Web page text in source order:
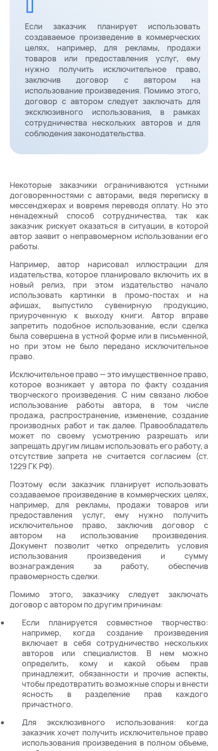
Если заказчик планирует использовать
создаваемое произведение в коммерческих
целях, например, для рекламы, продажи
товаров или предоставления услуг, ему
нужно получить исключительное право,
заключив договор с автором на
использование произведения. Помимо этого,
договор с автором следует заключать для
эксклюзивного использования, в рамках
сотрудничества нескольких авторов и для
соблюдения законодательства.
Некоторые заказчики ограничиваются устными
договоренностями с авторами, ведя переписку в
мессенджерах и вовремя переводя оплату. Но это
ненадежный способ сотрудничества, так как
заказчик рискует оказаться в ситуации, в которой
автор заявит о неправомерном использовании его
работы.
Например, автор нарисовал иллюстрации для
издательства, которое планировало включить их в
новый релиз, при этом издательство начало
использовать картинки в промо-постах и на
афишах, выпустило сувенирную продукцию,
приуроченную к выходу книги. Автор вправе
запретить подобное использование, если сделка
была совершена в устной форме или в письменной,
но при этом не было передано исключительное
право.
Исключительное право — это имущественное право,
которое возникает у автора по факту создания
творческого произведения. С ним связано любое
использование работы автора, в том числе
продажа, распространение, изменение, создание
производных работ и так далее. Правообладатель
может по своему усмотрению разрешать или
запрещать другим лицам использовать его работу, а
отсутствие запрета не считается согласием (ст.
1229 ГК РФ).
Поэтому если заказчик планирует использовать
создаваемое произведение в коммерческих целях,
например, для рекламы, продажи товаров или
предоставления услуг, ему нужно получить
исключительное право, заключив договор с
автором на использование произведения.
Документ позволит четко определить условия
использования произведения и сумму
вознаграждения за работу, обеспечив
правомерность сделки.
Помимо этого, заказчику следует заключать
договор с автором по другим причинам:
Если планируется совместное творчество:
например, когда создание произведения
включает в себя сотрудничество нескольких
авторов или специалистов. В нем можно
определить, кому и какой объем прав
принадлежит, обязанности и прочие аспекты,
чтобы предотвратить возможные споры и внести
ясность в разделение прав каждого
причастного.
Для эксклюзивного использования: когда
заказчик хочет получить исключительное право
использования произведения в полном объеме,